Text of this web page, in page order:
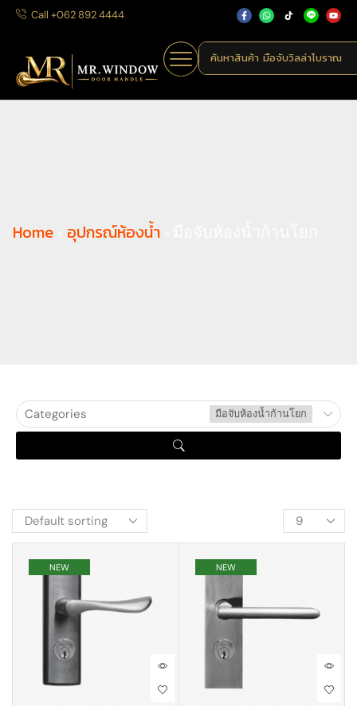
Call +062 892 4444
ค้นหาสินค้า มือจับวิลล่าโบราณ
Home อุปกรณ์ห้องน้ำ
Categories มือจับห้องน้ำก้านโยก
NEW NEW